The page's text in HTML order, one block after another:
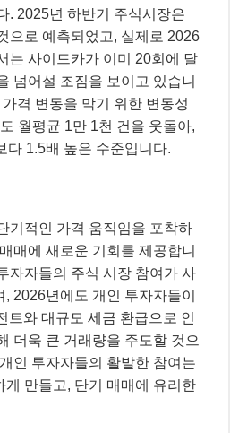
. 2025년 하반기 주식시장은
으로 예측되었고, 실제로 2026
는 사이드카가 이미 20회에 달
넘어설 조짐을 보이고 있습니
격 변동을 막기 위한 변동성
월평균 1만 1천 건을 웃돌아,
다 1.5배 높은 수준입니다.
기적인 가격 움직임을 포착하
매에 새로운 기회를 제공합니
자자들의 주식 시장 참여가 사
2026년에도 개인 투자자들이
트와 대규모 세금 환급으로 인
더욱 큰 거래량을 주도할 것으
인 투자자들의 활발한 참여는
만들고, 단기 매매에 유리한